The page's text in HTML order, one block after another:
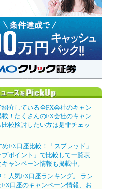
紹介している全FX会社のキャン
！たくさんのFX会社のキャン
較検討したい方は是非チェッ
FX口座比較！「スプレッド」
プポイント」で比較して一覧表
ャンペーン情報も掲載中。
人気FX口座ランキング。 ラン
FX口座のキャンペーン情報、お